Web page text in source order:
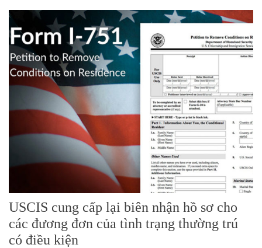
USCIS cung cấp lại biên nhận hồ sơ cho
các đương đơn của tình trạng thường trú
có điều kiện